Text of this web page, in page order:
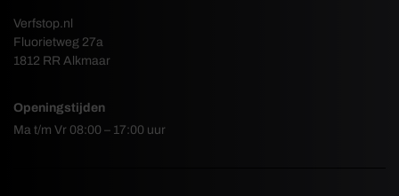
Verfstop.nl
Fluorietweg 27a
1812 RR Alkmaar
Openingstijden
Ma t/m Vr 08:00 – 17:00 uur